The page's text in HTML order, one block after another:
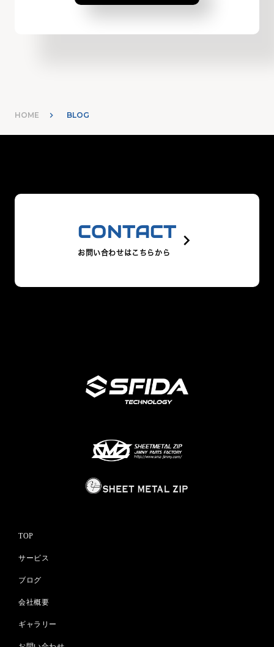
HOME BLOG
CONTACT
お問い合わせはこちらから
keyboard_arrow_right
TOP
サービス
ブログ
会社概要
ギャラリー